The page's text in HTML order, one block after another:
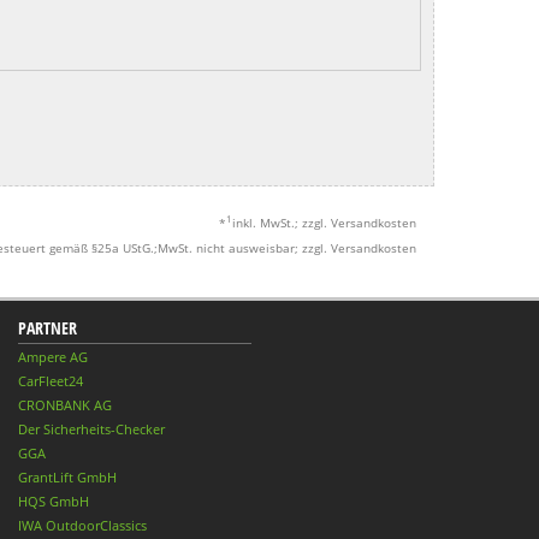
* 1 inkl. MwSt.; zzgl. Versandkosten
gemäß §25a UStG.;MwSt. nicht ausweisbar; zzgl. Versandkosten
PARTNER
Ampere AG
CarFleet24
CRONBANK AG
Der Sicherheits-Checker
GGA
GrantLift GmbH
HQS GmbH
IWA OutdoorClassics